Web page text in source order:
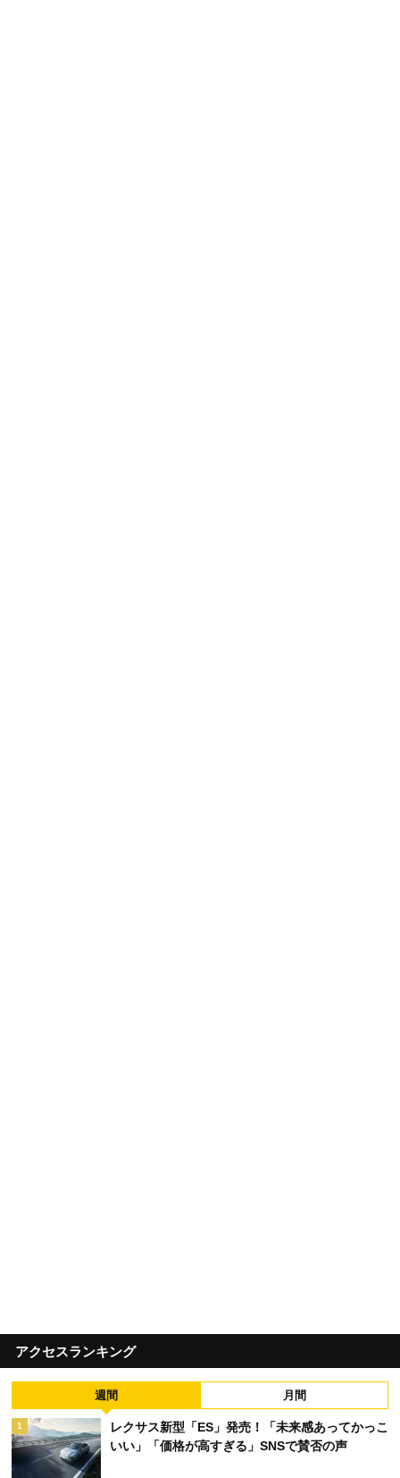
アクセスランキング
週間 月間
1
レクサス新型「ES」発売！「未来感あってかっこ
いい」「価格が高すぎる」SNSで賛否の声